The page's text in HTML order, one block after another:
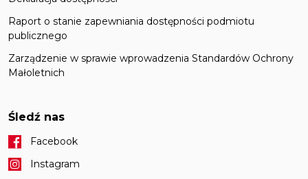
Raport o stanie zapewniania dostępności podmiotu
publicznego
Zarządzenie w sprawie wprowadzenia Standardów Ochrony
Małoletnich
Śledź nas
Facebook
Instagram